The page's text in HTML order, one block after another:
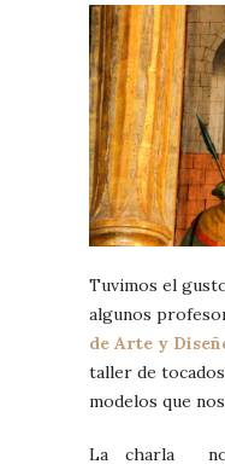
Tuvimos el
algunos
de Arte y
taller de
modelos que
La charla